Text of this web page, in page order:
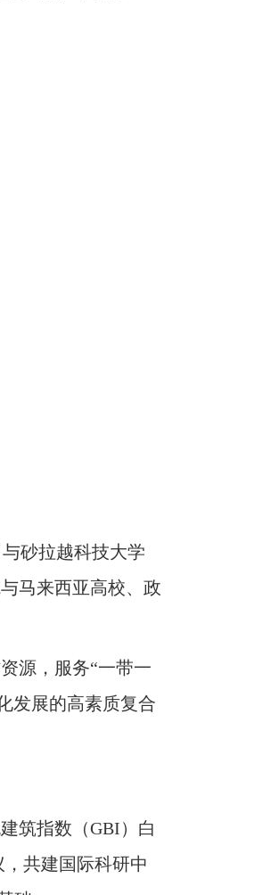
砂拉越科技大学
马来西亚高校、政
源，服务“一带一
发展的高素质复合
筑指数（GBI）白
共建国际科研中